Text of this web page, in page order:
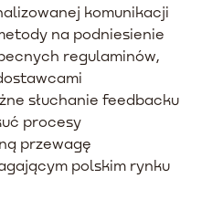
komunikacji
na podniesienie
regulaminów,
słuchanie feedbacku
procesy
przewagę
polskim rynku